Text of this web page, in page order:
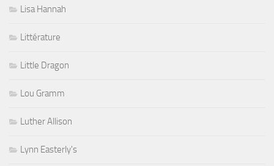
Lisa Hannah
Littérature
Little Dragon
Lou Gramm
Luther Allison
Lynn Easterly's